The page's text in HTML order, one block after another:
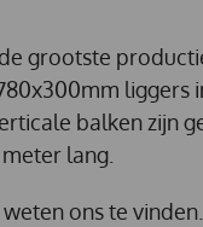
grootste
liggers
balken zijn
lang.
ons te